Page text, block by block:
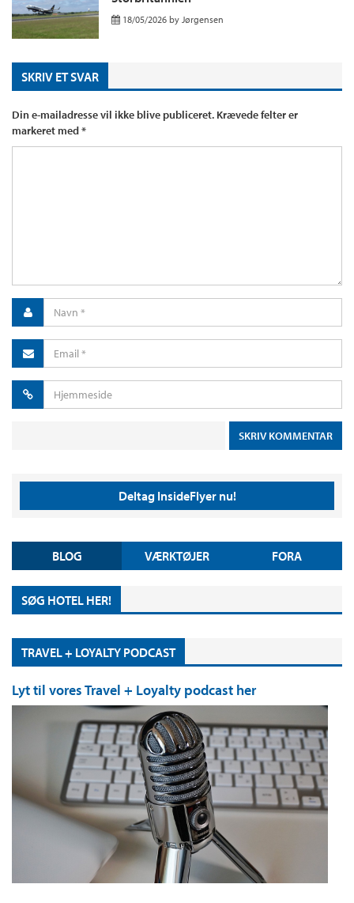
18/05/2026 by Jørgensen
SKRIV ET SVAR
Din e-mailadresse vil ikke blive publiceret. Krævede felter er
markeret med*
Deltag InsideFlyer nu!
BLOG VÆRKTØJER FORA
SØG HOTEL HER!
TRAVEL + LOYALTY PODCAST
Lyt til vores Travel + Loyalty podcast her